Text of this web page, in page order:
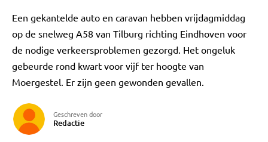
Een gekantelde auto en caravan hebben vrijdagmiddag
op de snelweg A58 van Tilburg richting Eindhoven voor
de nodige verkeersproblemen gezorgd. Het ongeluk
gebeurde rond kwart voor vijf ter hoogte van
Moergestel. Er zijn geen gewonden gevallen.
Geschreven door
Redactie